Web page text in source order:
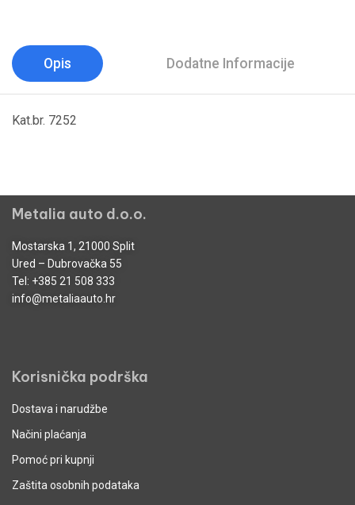
Opis Dodatne Informacije
Kat.br. 7252
Metalia auto d.o.o.
Mostarska 1, 21000 Split
Ured – Dubrovačka 55
Tel: +385 21 508 333
info@metaliaauto.hr
Korisnička podrška
Dostava i narudžbe
Načini plaćanja
Pomoć pri kupnji
Zaštita osobnih podataka